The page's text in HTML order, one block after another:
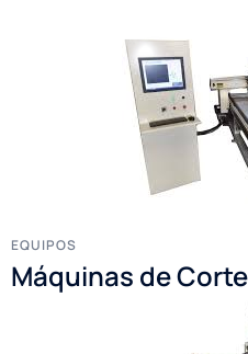
EQUIPOS
Máquinas de